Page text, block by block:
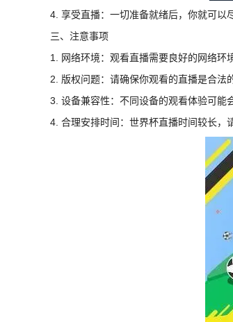
4. 享受直播：一切准备就绪后，你就可以
三、注意事项
1. 网络环境：观看直播需要良好的网络环
2. 版权问题：请确保你观看的直播是合法
3. 设备兼容性：不同设备的观看体验可能
4. 合理安排时间：世界杯直播时间较长，